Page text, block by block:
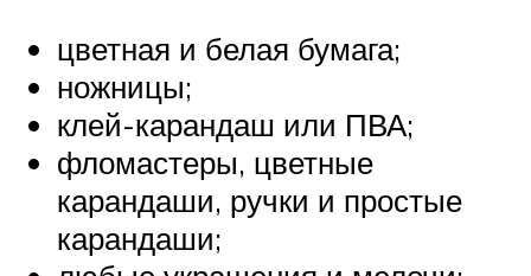
цветная и белая бумага;
ножницы;
клей-карандаш или ПВА;
фломастеры, цветные
карандаши, ручки и простые
карандаши;